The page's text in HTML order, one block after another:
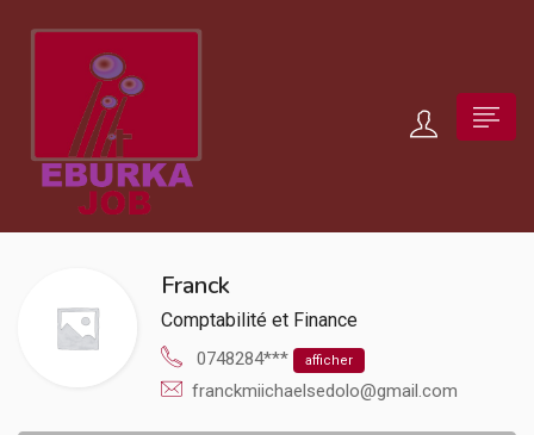
Franck
Comptabilité et Finance
0748284*** afficher
franckmiichaelsedolo@gmail.com